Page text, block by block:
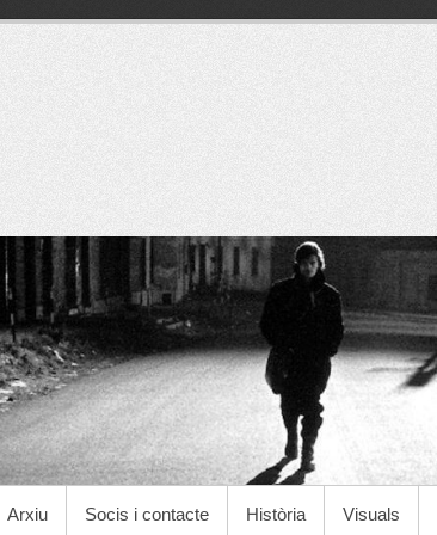
Cineclub Manresa
Arxiu Socis i contacte Història Visuals